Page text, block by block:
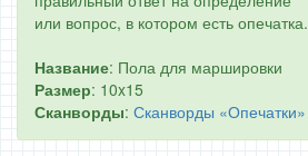
или вопрос, в котором есть опечатка.
Название: Пола для маршировки
Размер: 10x15
Сканворды: Сканворды «Опечатки»